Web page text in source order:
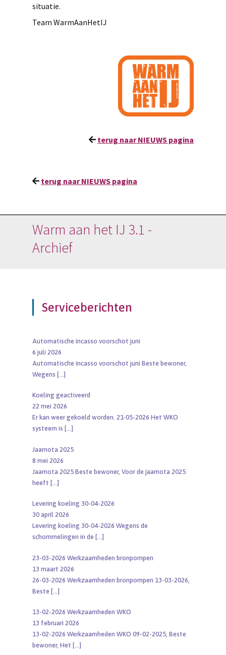
situatie.
Team WarmAanHetIJ
terug naar NIEUWS pagina
terug naar NIEUWS pagina
Warm aan het IJ 3.1 -
Archief
Serviceberichten
Automatische incasso voorschot juni
6 juli 2026
Automatische incasso voorschot juni Beste bewoner,
Wegens […]
Koeling geactiveerd
22 mei 2026
Er kan weer gekoeld worden. 21-05-2026 Het WKO
systeem is […]
Jaarnota 2025
8 mei 2026
Jaarnota 2025 Beste bewoner, Voor de jaarnota 2025
heeft […]
Levering koeling 30-04-2026
30 april 2026
Levering koeling 30-04-2026 Wegens de
schommelingen in de […]
23-03-2026 Werkzaamheden bronpompen
13 maart 2026
26-03-2026 Werkzaamheden bronpompen 13-03-2026,
Beste […]
13-02-2026 Werkzaamheden WKO
13 februari 2026
13-02-2026 Werkzaamheden WKO 09-02-2025, Beste
bewoner, Het […]